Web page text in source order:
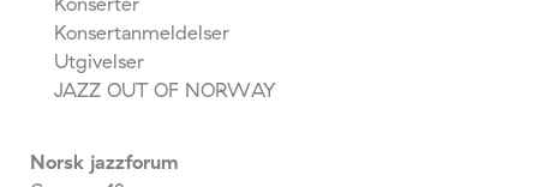
Konsertanmeldelser
Utgivelser
JAZZ OUT OF NORWAY
Norsk jazzforum